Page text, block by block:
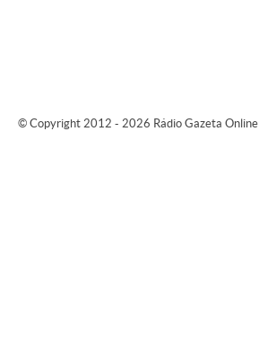
© Copyright 2012 - 2026 Rádio Gazeta Online